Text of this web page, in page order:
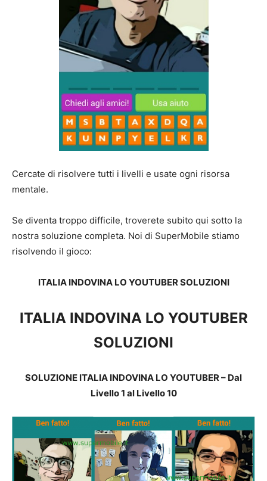
Cercate di risolvere tutti i livelli e usate ogni risorsa
mentale.
Se diventa troppo difficile, troverete subito qui sotto la
nostra soluzione completa. Noi di SuperMobile stiamo
risolvendo il gioco:
ITALIA INDOVINA LO YOUTUBER SOLUZIONI
ITALIA INDOVINA LO YOUTUBER
SOLUZIONI
SOLUZIONE ITALIA INDOVINA LO YOUTUBER – Dal
Livello 1 al Livello 10